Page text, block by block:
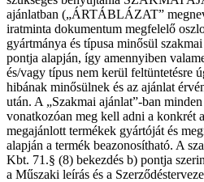
ajánlatban („ÁRTÁBLÁZAT”
iratminta dokumentum megfelelő
gyártmánya és típusa minősül
pontja alapján, így amennyiben
és/vagy típus nem kerül feltüntetésre
hibának minősülnek és az ajánlat
után. A „Szakmai ajánlat”-ban
vonatkozóan meg kell adni a konkrét
megajánlott termékek gyártóját és
alapján a termék beazonosítható. A
Kbt. 71.§ (8) bekezdés b) pontja
a Műszaki leírás és a